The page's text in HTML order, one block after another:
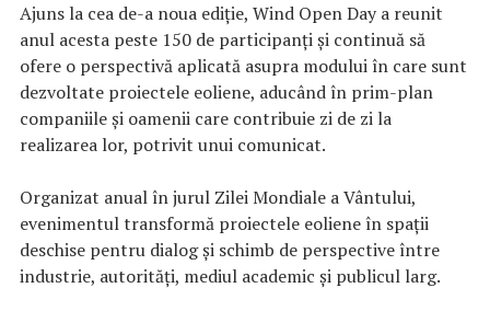
Ajuns la cea de-a noua ediție, Wind Open Day a reunit
anul acesta peste 150 de participanți și continuă să
ofere o perspectivă aplicată asupra modului în care sunt
dezvoltate proiectele eoliene, aducând în prim-plan
companiile și oamenii care contribuie zi de zi la
realizarea lor, potrivit unui comunicat.
Organizat anual în jurul Zilei Mondiale a Vântului,
evenimentul transformă proiectele eoliene în spații
deschise pentru dialog și schimb de perspective între
industrie, autorități, mediul academic și publicul larg.